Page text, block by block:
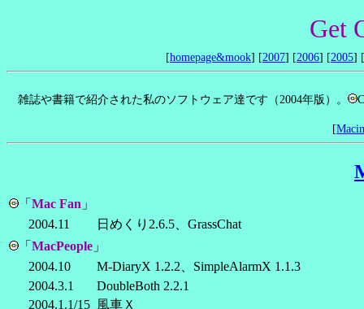
Get
[homepage&mook] [2007] [2006] [2005]
雑誌や書籍で紹介された私のソフトウェア達です（2004年版）。
[
「 Mac Fan 」
2004.11
日めくり2.6.5、GrassChat
「 MacPeople 」
2004.10
M-DiaryX 1.2.2、SimpleAlarmX 1.1.3
2004.3.1
DoubleBoth 2.2.1
2004.1.1/15 風車Ｘ